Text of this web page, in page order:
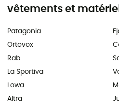
vêtements et matériel
Patagonia
Ortovox
Rab
La Sportiva
Lowa
Altra